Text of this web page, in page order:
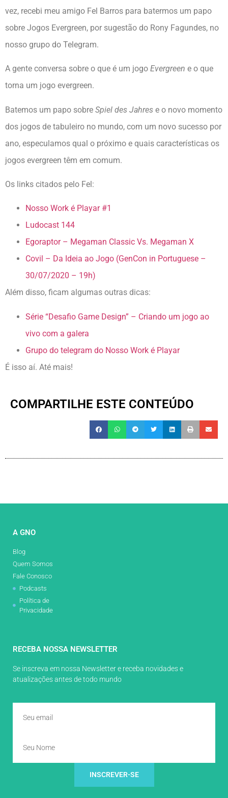
vez, recebi meu amigo Fel Barros para batermos um papo
sobre Jogos Evergreen, por sugestão do Rony Fagundes, no
nosso grupo do Telegram.
A gente conversa sobre o que é um jogo Evergreen e o que
torna um jogo evergreen.
Batemos um papo sobre Spiel des Jahres e o novo momento
dos jogos de tabuleiro no mundo, com um novo sucesso por
ano, especulamos qual o próximo e quais características os
jogos evergreen têm em comum.
Os links citados pelo Fel:
Nosso Work é Playar #1
Ludocast 144
Egoraptor – Megaman Classic Vs. Megaman X
Covil – Da Ideia ao Jogo (GenCon in Portuguese –
30/07/2020 – 19h)
Além disso, ficam algumas outras dicas:
Série “Desafio Game Design” – Criando um jogo ao
vivo com a galera
Grupo do telegram do Nosso Work é Playar
É isso aí. Até mais!
COMPARTILHE ESTE CONTEÚDO
A GNO
Blog
Quem Somos
Fale Conosco
Podcasts
Política de
Privacidade
RECEBA NOSSA NEWSLETTER
Se inscreva em nossa Newsletter e receba novidades e
atualizações antes de todo mundo
INSCREVER-SE